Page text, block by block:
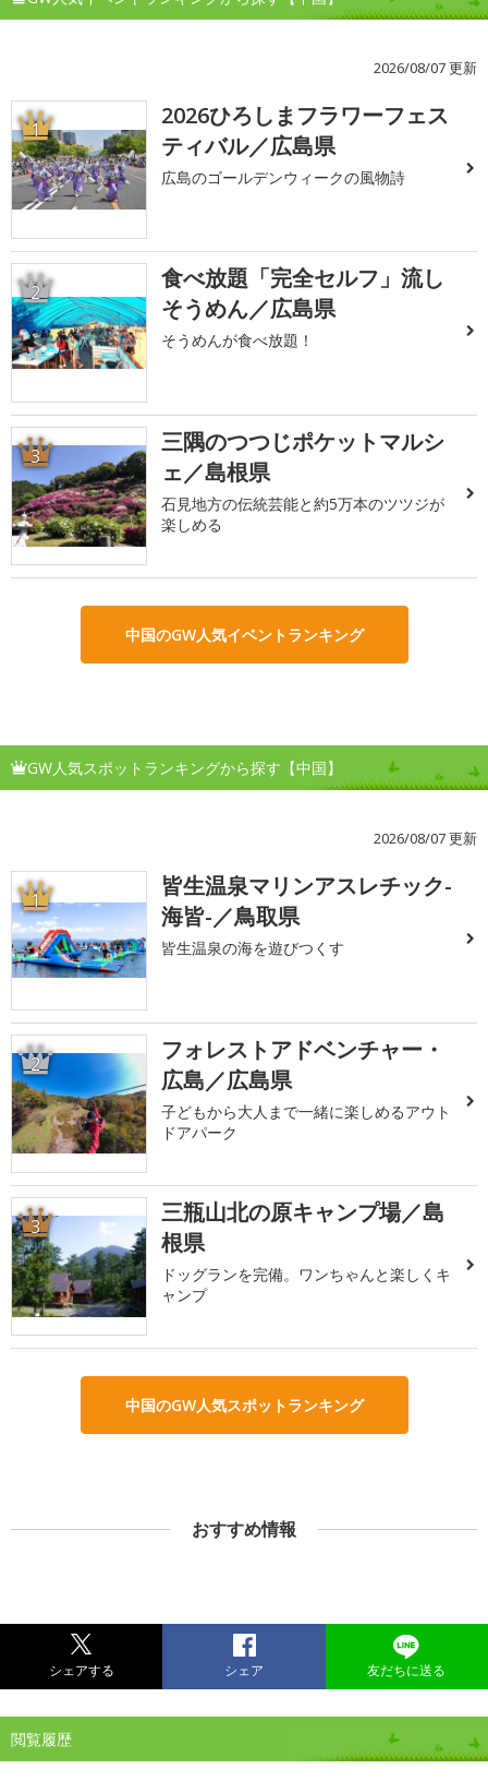
2026/08/07 更新
1
2026ひろしまフラワーフェス
ティバル／広島県
広島のゴールデンウィークの風物詩
2
食べ放題「完全セルフ」流し
そうめん／広島県
そうめんが食べ放題！
3
三隅のつつじポケットマルシ
ェ／島根県
石見地方の伝統芸能と約5万本のツツジが
楽しめる
中国のGW人気イベントランキング
GW人気スポットランキングから探す【中国】
2026/08/07 更新
1
皆生温泉マリンアスレチック-
海皆-／鳥取県
皆生温泉の海を遊びつくす
2
フォレストアドベンチャー・
広島／広島県
子どもから大人まで一緒に楽しめるアウト
ドアパーク
3
三瓶山北の原キャンプ場／島
根県
ドッグランを完備。ワンちゃんと楽しくキ
ャンプ
中国のGW人気スポットランキング
おすすめ情報
シェアする シェア 友だちに送る
閲覧履歴